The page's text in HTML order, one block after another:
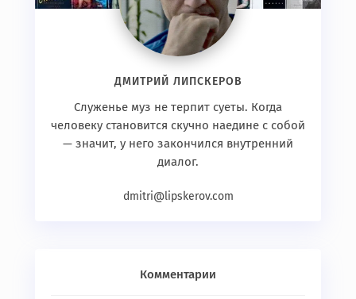
ДМИТРИЙ ЛИПСКЕРОВ
Служенье муз не терпит суеты. Когда
человеку становится скучно наедине с собой
— значит, у него закончился внутренний
диалог.
dmitri@lipskerov.com
Комментарии